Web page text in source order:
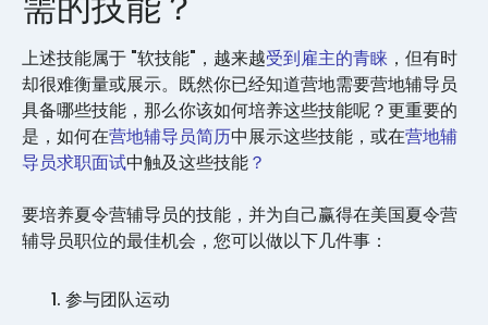
上述技能属于 "软技能"，越来越受到雇主的青睐 ，但有时
却很难衡量或展示。既然你已经知道营地需要营地辅导员
具备哪些技能，那么你该如何培养这些技能呢？更重要的
是，如何在营地辅导员简历中展示这些技能，或在营地辅
导员求职面试中触及这些技能？
要培养夏令营辅导员的技能，并为自己赢得在美国夏令营
辅导员职位的最佳机会，您可以做以下几件事：
参与团队运动